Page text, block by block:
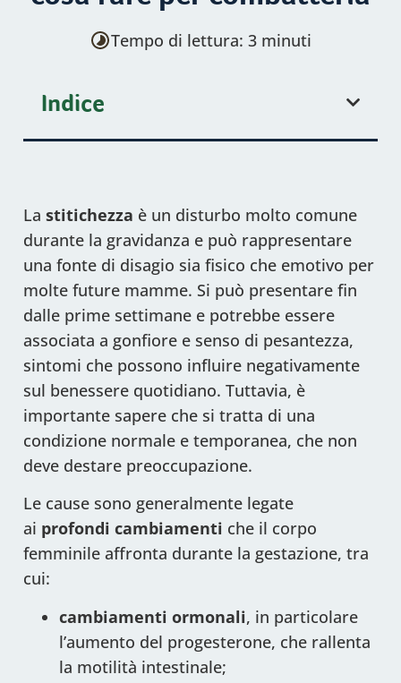
Tempo di lettura: 3 minuti
Indice
La stitichezza è un disturbo molto comune
durante la gravidanza e può rappresentare
una fonte di disagio sia fisico che emotivo per
molte future mamme. Si può presentare fin
dalle prime settimane e potrebbe essere
associata a gonfiore e senso di pesantezza,
sintomi che possono influire negativamente
sul benessere quotidiano. Tuttavia, è
importante sapere che si tratta di una
condizione normale e temporanea, che non
deve destare preoccupazione.
Le cause sono generalmente legate
ai profondi cambiamenti che il corpo
femminile affronta durante la gestazione, tra
cui:
cambiamenti ormonali, in particolare
l’aumento del progesterone, che rallenta
la motilità intestinale;